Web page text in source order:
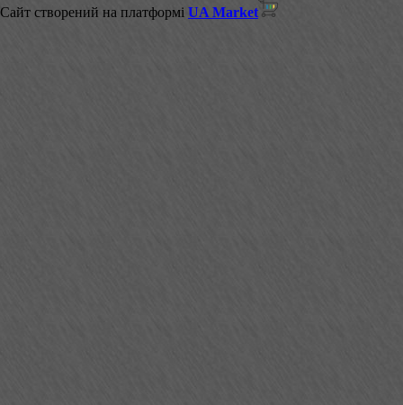
Сайт створений на платформі UA Market